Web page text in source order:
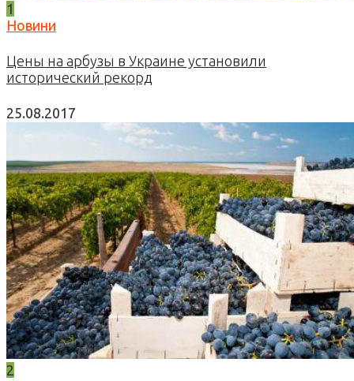
1
Новини
Цены на арбузы в Украине установили
исторический рекорд
25.08.2017
2